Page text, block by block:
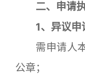
二、申请执
1、异议申
需申请人本
公章；